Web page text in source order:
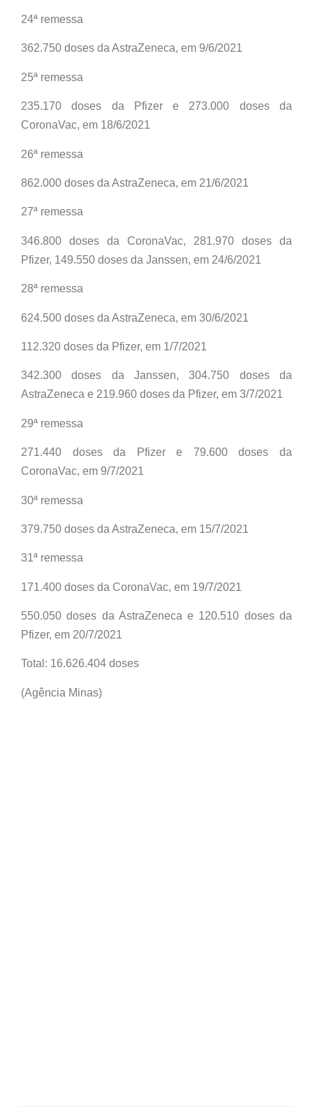
24ª remessa
362.750 doses da AstraZeneca, em 9/6/2021
25ª remessa
235.170 doses da Pfizer e 273.000 doses da
CoronaVac, em 18/6/2021
26ª remessa
862.000 doses da AstraZeneca, em 21/6/2021
27ª remessa
346.800 doses da CoronaVac, 281.970 doses da
Pfizer, 149.550 doses da Janssen, em 24/6/2021
28ª remessa
624.500 doses da AstraZeneca, em 30/6/2021
112.320 doses da Pfizer, em 1/7/2021
342.300 doses da Janssen, 304.750 doses da
AstraZeneca e 219.960 doses da Pfizer, em 3/7/2021
29ª remessa
271.440 doses da Pfizer e 79.600 doses da
CoronaVac, em 9/7/2021
30ª remessa
379.750 doses da AstraZeneca, em 15/7/2021
31ª remessa
171.400 doses da CoronaVac, em 19/7/2021
550.050 doses da AstraZeneca e 120.510 doses da
Pfizer, em 20/7/2021
Total: 16.626.404 doses
(Agência Minas)